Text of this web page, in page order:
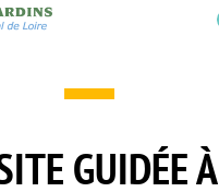
GUIDÉE À